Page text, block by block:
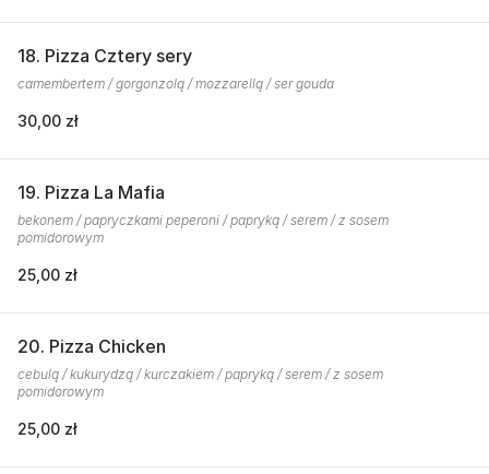
18. Pizza Cztery sery
camembertem / gorgonzolą / mozzarellą / ser gouda
30,00 zł
19. Pizza La Mafia
bekonem / papryczkami peperoni / papryką / serem / z sosem
pomidorowym
25,00 zł
20. Pizza Chicken
cebulą / kukurydzą / kurczakiem / papryką / serem / z sosem
pomidorowym
25,00 zł